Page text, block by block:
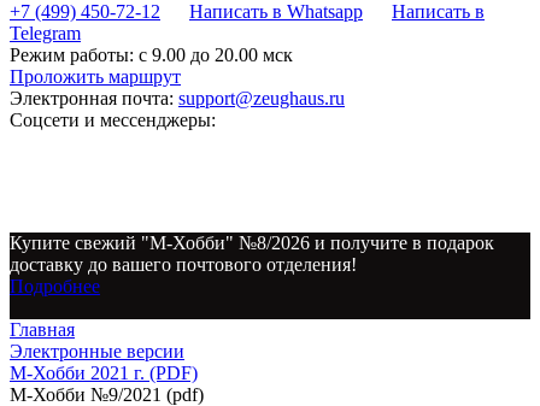
+7 (499) 450-72-12
Написать в Whatsapp
Написать в
Telegram
Режим работы: с 9.00 до 20.00 мск
Проложить маршрут
Электронная почта: support@zeughaus.ru
Соцсети и мессенджеры:
Купите свежий "М-Хобби" №8/2026 и получите в подарок
доставку до вашего почтового отделения!
Подробнее
Главная
Электронные версии
М-Хобби 2021 г. (PDF)
М-Хобби №9/2021 (pdf)